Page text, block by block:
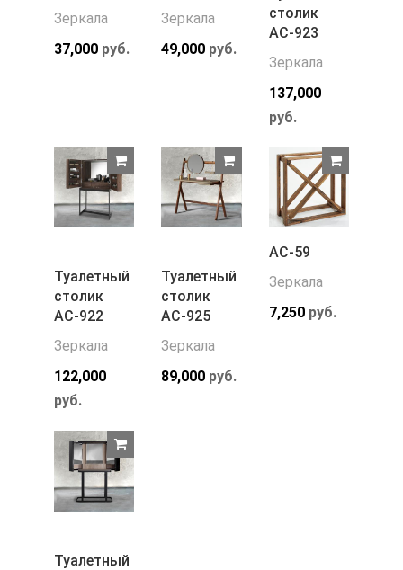
Зеркала
37,000 руб.
Зеркала
49,000 руб.
столик
АС-923
Зеркала
137,000
руб.
Туалетный
столик
АС-922
Зеркала
122,000
руб.
Туалетный
столик
АС-925
Зеркала
89,000 руб.
АС-59
Зеркала
7,250руб.
Туалетный